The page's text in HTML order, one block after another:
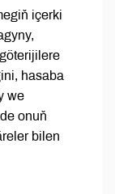
içerki
hasaba
we
onuň
bilen